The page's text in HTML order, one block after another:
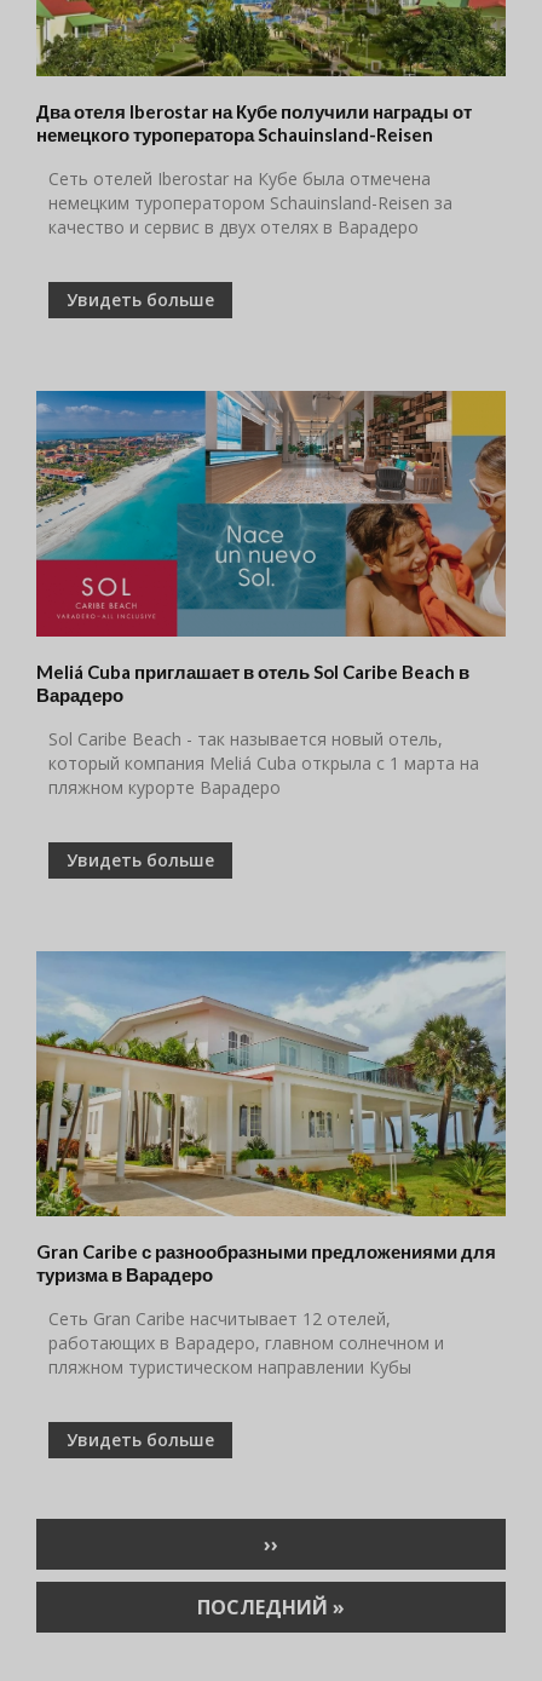
Два отеля Iberostar на Кубе получили награды от
немецкого туроператора Schauinsland-Reisen
Сеть отелей Iberostar на Кубе была отмечена
немецким туроператором Schauinsland-Reisen за
качество и сервис в двух отелях в Варадеро
Увидеть больше
Meliá Cuba приглашает в отель Sol Caribe Beach в
Варадеро
Sol Caribe Beach - так называется новый отель,
который компания Meliá Cuba открыла с 1 марта на
пляжном курорте Варадеро
Увидеть больше
Gran Caribe с разнообразными предложениями для
туризма в Варадеро
Сеть Gran Caribe насчитывает 12 отелей,
работающих в Варадеро, главном солнечном и
пляжном туристическом направлении Кубы
Увидеть больше
СЛЕДУЮЩАЯ
СТРАНИЦА
››
ПОСЛЕДНЯЯ
СТРАНИЦА
ПОСЛЕДНИЙ »